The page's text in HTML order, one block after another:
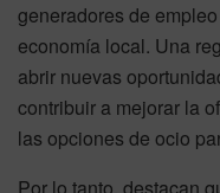
generadores de
economía local. Una
abrir nuevas
contribuir a mejorar la
las opciones de ocio